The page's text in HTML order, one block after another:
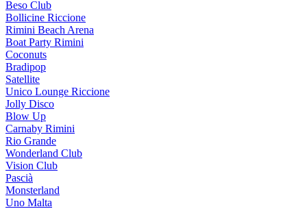
Beso Club
Bollicine Riccione
Rimini Beach Arena
Boat Party Rimini
Coconuts
Bradipop
Satellite
Unico Lounge Riccione
Jolly Disco
Blow Up
Carnaby Rimini
Rio Grande
Wonderland Club
Vision Club
Pascià
Monsterland
Uno Malta